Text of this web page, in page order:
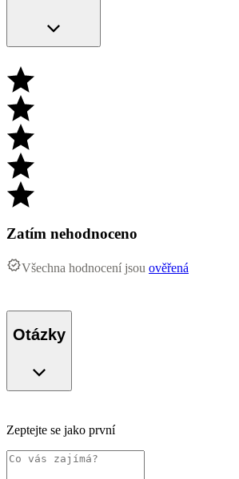
Zatím nehodnoceno
Všechna hodnocení jsou ověřená
Otázky
Zeptejte se jako první